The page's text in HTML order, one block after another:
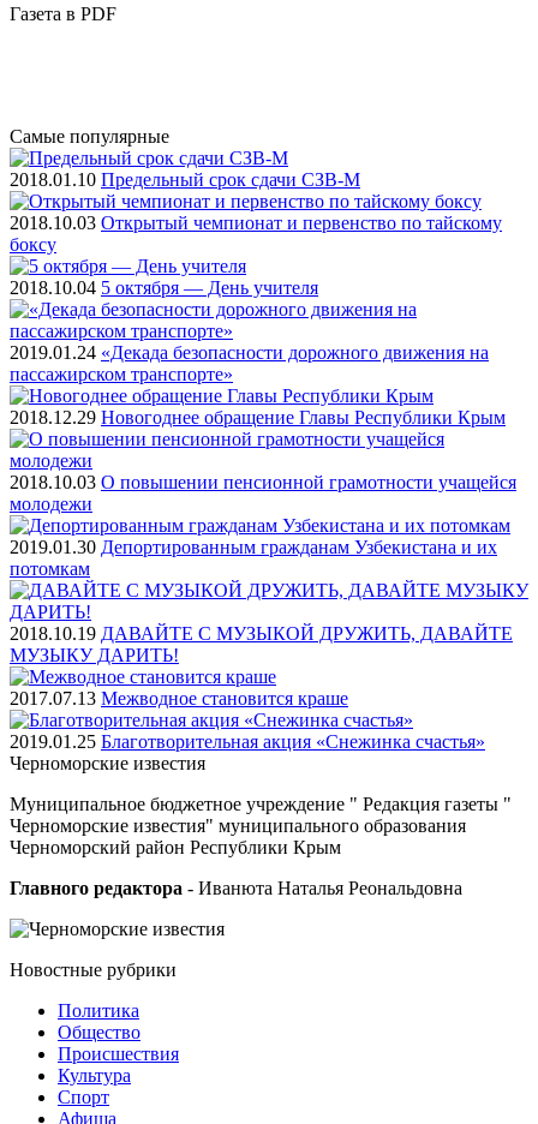
Газета в PDF
Самые популярные
2018.01.10 Предельный срок сдачи СЗВ-М
2018.10.03 Открытый чемпионат и первенство по тайскому
боксу
2018.10.04 5 октября — День учителя
2019.01.24 «Декада безопасности дорожного движения на
пассажирском транспорте»
2018.12.29 Новогоднее обращение Главы Республики Крым
2018.10.03 О повышении пенсионной грамотности учащейся
молодежи
2019.01.30 Депортированным гражданам Узбекистана и их
потомкам
2018.10.19 ДАВАЙТЕ С МУЗЫКОЙ ДРУЖИТЬ, ДАВАЙТЕ
МУЗЫКУ ДАРИТЬ!
2017.07.13 Межводное становится краше
2019.01.25 Благотворительная акция «Снежинка счастья»
Черноморские известия
Муниципальное бюджетное учреждение " Редакция газеты "
Черноморские известия" муниципального образования
Черноморский район Республики Крым
Главного редактора - Иванюта Наталья Реональдовна
Новостные рубрики
Политика
Общество
Проиcшествия
Культура
Спорт
Афиша